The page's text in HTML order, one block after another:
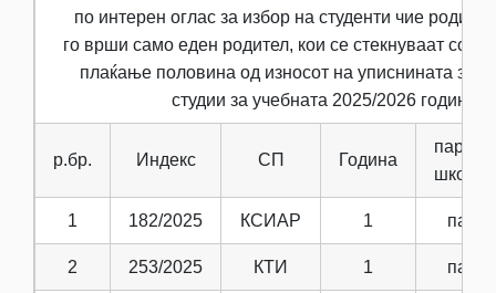
по интерен оглас за избор на студенти чие
го врши само еден родител, кои се стекнуваат со
плаќање половина од износот на уписнината за
студии за учебната 2025/2026 година
р.бр. Индекс СП Година
1 182/2025 КСИАР 1 парт.
2 253/2025 КТИ 1 парт.